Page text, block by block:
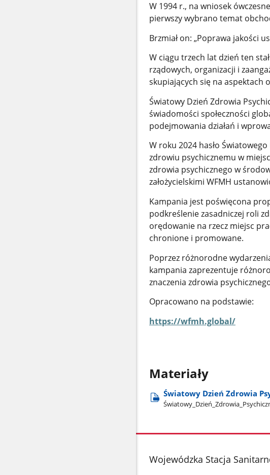
W 1994 r., na wniosek
pierwszy wybrano temat
Brzmiał on: „Poprawa jakości
W ciągu trzech lat dzień ten
rządowych, organizacji i
skupiających się na aspektach
Światowy Dzień Zdrowia
świadomości społeczności
podejmowania działań i
W roku 2024 hasło
zdrowiu psychicznemu w
zdrowia psychicznego w
założycielskimi WFMH
Kampania jest poświęcona
podkreślenie zasadniczej roli
orędowanie na rzecz miejsc
chronione i promowane.
Poprzez różnorodne
kampania zaprezentuje
znaczenia zdrowia
Opracowano na podstawie:
https://wfmh.global/
Materiały
Światowy Dzień Zdrowia
stopka
Wojewódzka Stacja